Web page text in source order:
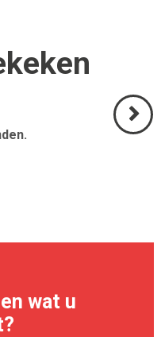
wat u